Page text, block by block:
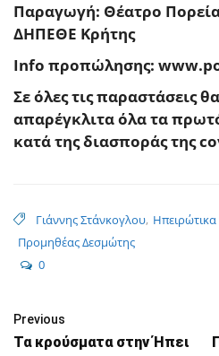
Παραγωγή: Θέατρο
ΔΗΠΕΘΕ Κρήτης
Info προπώλησης: www.
Σε όλες τις παραστάσεις
απαρέγκλιτα όλα τα
κατά της διασποράς της
Γιάννης Στάνκογλου,
Προμηθέας Δεσμώτης
0
Previous
Τα κρούσματα στην Ήπει